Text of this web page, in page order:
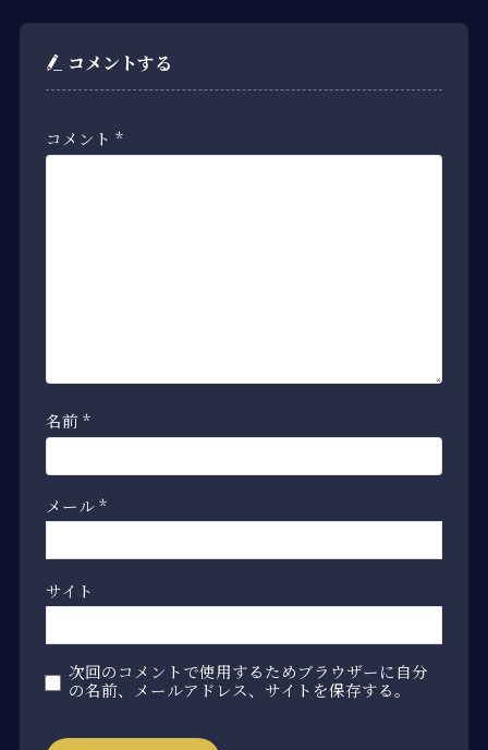
コメントする
コメント*
名前*
メール*
サイト
次回のコメントで使用するためブラウザーに自分
の名前、メールアドレス、サイトを保存する。